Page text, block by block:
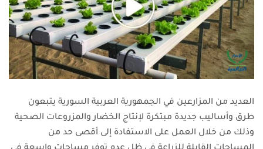
العديد من المزارعين في الجمهورية العربية السورية يتبعون
طرق وأساليب جديدة مبتكرة لإنتاج الخضار والمزروعات الصحية
وذلك من خلال العمل على الاستفادة إلى أقصى حد من
المساحات القابلة للزراعة في ظل عدم توفر مساحات واسعة في